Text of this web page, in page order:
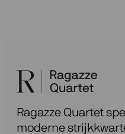
Ragazze Quartet
moderne